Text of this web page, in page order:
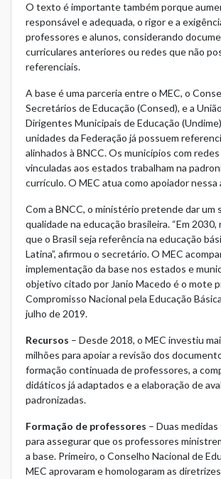
O texto é importante também porque
responsável e adequada, o rigor e a
professores e alunos, considerando
curriculares anteriores ou redes que não
referenciais.
A base é uma parceria entre o MEC, o
Secretários de Educação (Consed), e a
Dirigentes Municipais de Educação
unidades da Federação já possuem
alinhados à BNCC. Os municípios com
vinculadas aos estados trabalham na
currículo. O MEC atua como apoiador nessa
Com a BNCC, o ministério pretende dar um
qualidade na educação brasileira. “Em
que o Brasil seja referência na educação
Latina”, afirmou o secretário. O MEC
implementação da base nos estados e
objetivo citado por Janio Macedo é o mote
Compromisso Nacional pela Educação
julho de 2019.
Recursos – Desde 2018, o MEC investiu
milhões para apoiar a revisão dos
formação continuada de professores, a
didáticos já adaptados e a elaboração de
padronizadas.
Formação de professores – Duas
para assegurar que os professores
a base. Primeiro, o Conselho Nacional de
MEC aprovaram e homologaram as